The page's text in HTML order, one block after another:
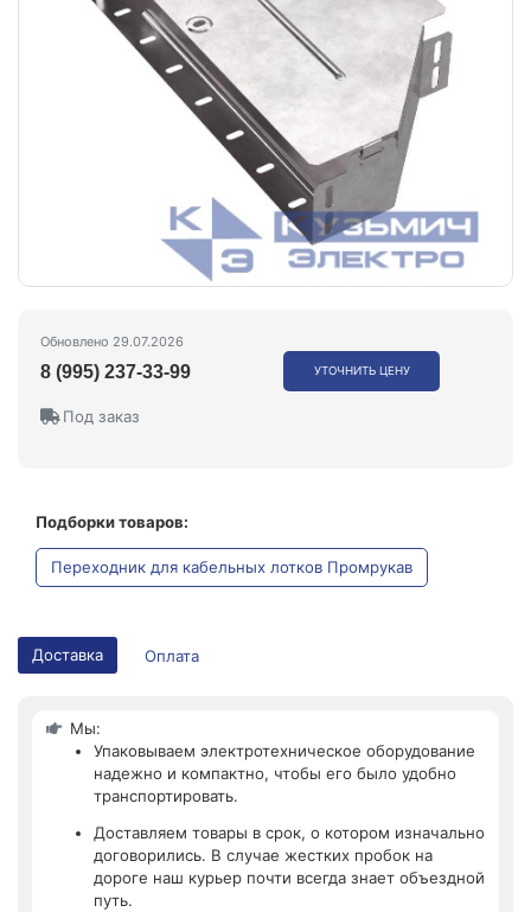
Обновлено 29.07.2026
8 (995) 237-33-99 УТОЧНИТЬ ЦЕНУ
Под заказ
Подборки товаров:
Переходник для кабельных лотков Промрукав
Доставка Оплата
Мы:
Упаковываем электротехническое оборудование
надежно и компактно, чтобы его было удобно
транспортировать.
Доставляем товары в срок, о котором изначально
договорились. В случае жестких пробок на
дороге наш курьер почти всегда знает объездной
путь.